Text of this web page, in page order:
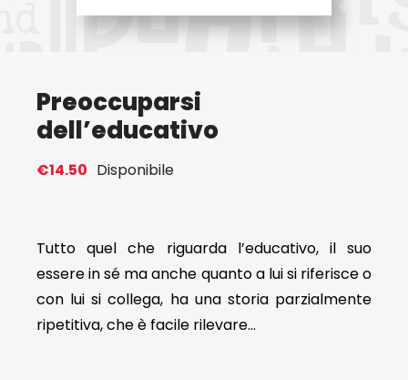
Preoccuparsi
dell’educativo
€14.50 Disponibile
Tutto quel che riguarda l’educativo, il suo
essere in sé ma anche quanto a lui si riferisce o
con lui si collega, ha una storia parzialmente
ripetitiva, che è facile rilevare…